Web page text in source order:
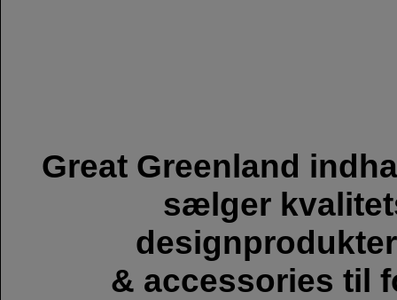
Great Greenland
sælger
& accessories til